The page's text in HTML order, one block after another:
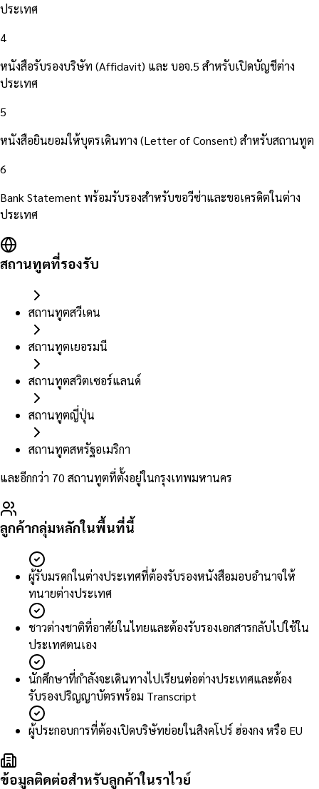
ประเทศ
4
หนังสือรับรองบริษัท (Affidavit) และ บอจ.5 สำหรับเปิดบัญชีต่าง
ประเทศ
5
หนังสือยินยอมให้บุตรเดินทาง (Letter of Consent) สำหรับสถานทูต
6
Bank Statement พร้อมรับรองสำหรับขอวีซ่าและขอเครดิตในต่าง
ประเทศ
สถานทูตที่รองรับ
สถานทูตสวีเดน
สถานทูตเยอรมนี
สถานทูตสวิตเซอร์แลนด์
สถานทูตญี่ปุ่น
สถานทูตสหรัฐอเมริกา
และอีกกว่า 70 สถานทูตที่ตั้งอยู่ในกรุงเทพมหานคร
ลูกค้ากลุ่มหลักในพื้นที่นี้
ผู้รับมรดกในต่างประเทศที่ต้องรับรองหนังสือมอบอำนาจให้
ทนายต่างประเทศ
ชาวต่างชาติที่อาศัยในไทยและต้องรับรองเอกสารกลับไปใช้ใน
ประเทศตนเอง
นักศึกษาที่กำลังจะเดินทางไปเรียนต่อต่างประเทศและต้อง
รับรองปริญญาบัตรพร้อม Transcript
ผู้ประกอบการที่ต้องเปิดบริษัทย่อยในสิงคโปร์ ฮ่องกง หรือ EU
ข้อมูลติดต่อสำหรับลูกค้าในราไวย์